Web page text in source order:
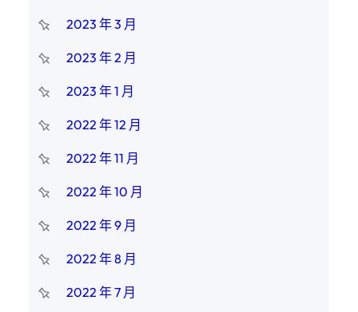
2023 年 3 月
2023 年 2 月
2023 年 1 月
2022 年 12 月
2022 年 11 月
2022 年 10 月
2022 年 9 月
2022 年 8 月
2022 年 7 月